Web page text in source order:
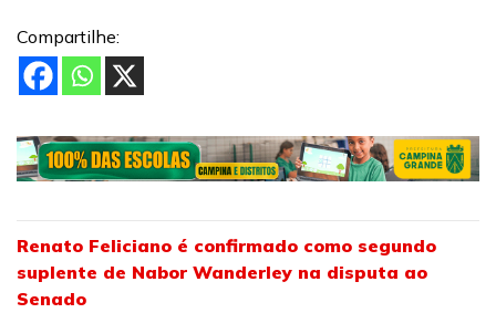
Compartilhe:
Renato Feliciano é confirmado como segundo
suplente de Nabor Wanderley na disputa ao
Senado